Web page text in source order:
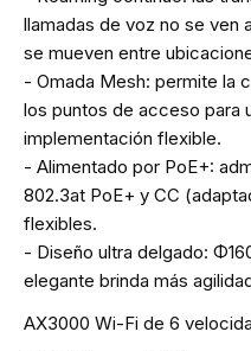
llamadas de voz no se ven
se mueven entre
- Omada Mesh: permite la
los puntos de acceso para
implementación flexible.
- Alimentado por PoE+:
802.3at PoE+ y CC
flexibles.
- Diseño ultra delgado:
elegante brinda más
AX3000 Wi-Fi de 6